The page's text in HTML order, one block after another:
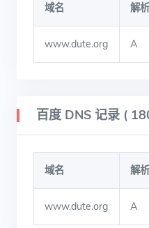
域名 解
www.dute.org A
百度 DNS 记录 (
域名 解
www.dute.org A